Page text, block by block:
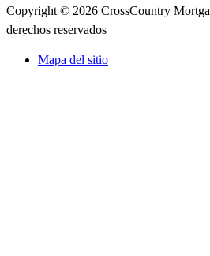
Copyright © 2026 CrossCountry
derechos reservados
Mapa del sitio